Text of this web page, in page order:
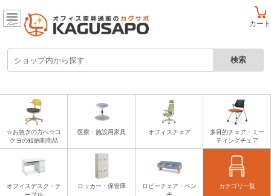
カート
メニュー
☆お急ぎの方へ☆コ
クヨの短納期商品
医療・施設用家具 オフィスチェア
多目的チェア・ミー
ティングチェア
オフィスデスク・テ
ーブル
ロッカー・保管庫
ロビーチェア・ベン
チ
カテゴリ一覧